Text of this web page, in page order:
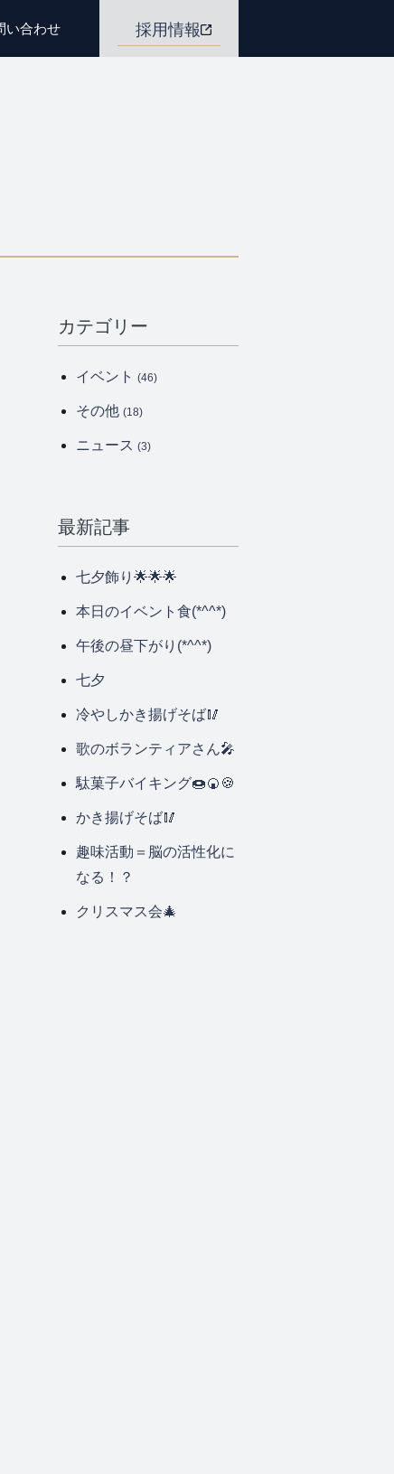
い合わせ 採用情報
カテゴリー
イベント (46)
その他 (18)
ニュース (3)
最新記事
七夕飾り🌟🌟🌟
本日のイベント食(*^^*)
午後の昼下がり(*^^*)
七夕
冷やしかき揚げそば🥢
歌のボランティアさん🎤
駄菓子バイキング🍩🍘🍪
かき揚げそば🥢
趣味活動＝脳の活性化に
なる！？
クリスマス会🎄